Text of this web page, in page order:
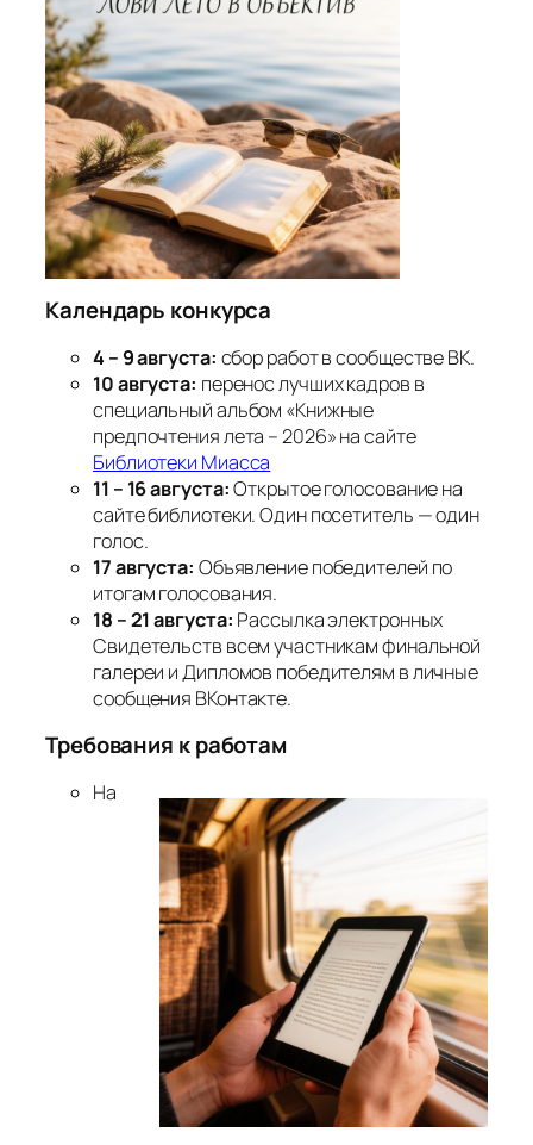
Календарь конкурса
4 – 9 августа: сбор работ в сообществе ВК.
10 августа: перенос лучших кадров в
специальный альбом «Книжные
предпочтения лета – 2026» на сайте
Библиотеки Миасса
11 – 16 августа:Открытое голосование на
сайте библиотеки. Один посетитель — один
голос.
17 августа: Объявление победителей по
итогам голосования.
18 – 21 августа: Рассылка электронных
Свидетельств всем участникам финальной
галереи и Дипломов победителям в личные
сообщения ВКонтакте.
Требования к работам
На